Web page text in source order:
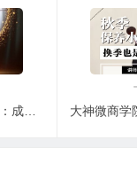
大神微商学院第120课：成功的微商需要具备的几点要素